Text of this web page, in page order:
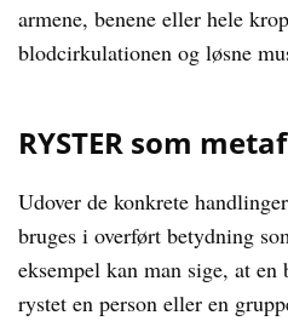
armene, benene eller hele
blodcirkulationen og løsne
RYSTER som
Udover de konkrete
bruges i overført betydning
eksempel kan man sige, at
rystet en person eller en